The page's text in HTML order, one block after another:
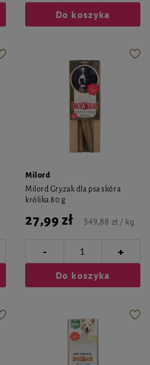
Do koszyka
Milord
Milord Gryzak dla psa skóra
królika 80 g
27,99 zł 349,88 zł / kg
- +
Do koszyka